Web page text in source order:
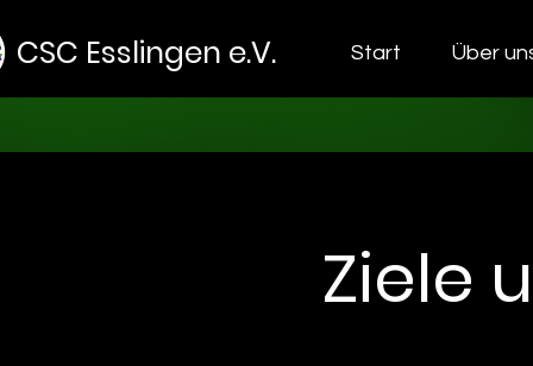
CSC Esslingen e.V. Start Über
Ziele